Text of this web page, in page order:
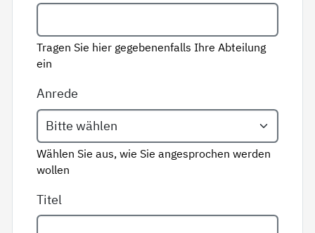
Tragen Sie hier gegebenenfalls Ihre Abteilung
ein
Anrede
Wählen Sie aus, wie Sie angesprochen werden
wollen
Titel